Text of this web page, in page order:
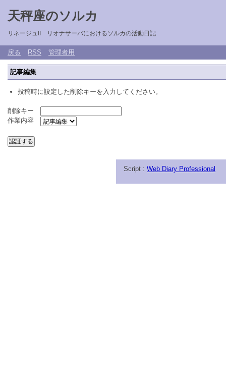
天秤座のソルカ
リネージュII リオナサーバにおけるソルカの活動日記
戻る RSS 管理者用
記事編集
投稿時に設定した削除キーを入力してください。
削除キー
作業内容
Script : Web Diary Professional